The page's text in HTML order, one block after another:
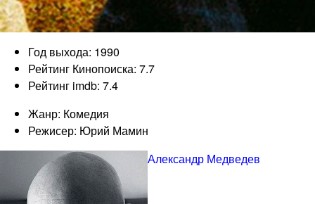
Год выхода: 1990
Рейтинг Кинопоиска: 7.7
Рейтинг imdb: 7.4
Жанр: Комедия
Режисер: Юрий Мамин
Александр Медведев